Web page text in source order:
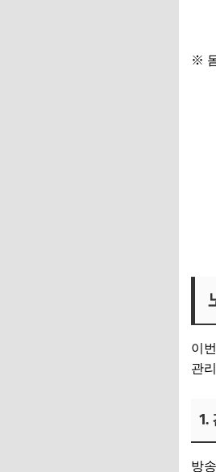
※
이
관
1.
방